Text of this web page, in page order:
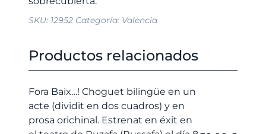
de
la
Sueca,
SKU: 12952 Categoría: Valencia
Productos relacionados
Fora Baix…! Choguet bilingüe en un
acte (dividit en dos cuadros) y en
prosa orichinal. Estrenat en éxit en